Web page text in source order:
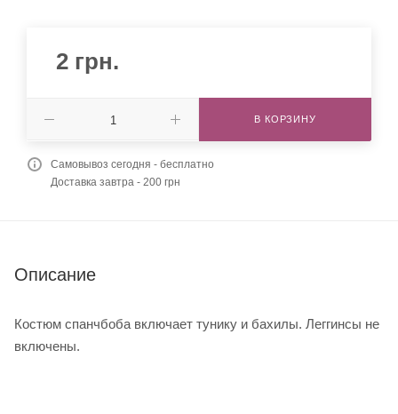
2 грн.
В КОРЗИНУ
Самовывоз сегодня - бесплатно
Доставка завтра - 200 грн
Описание
Костюм спанчбоба включает тунику и бахилы. Леггинсы не
включены.